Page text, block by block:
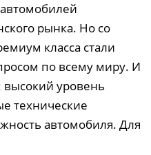
рынка. Но со
класса стали
по всему миру. И
высокий уровень
технические
автомобиля. Для